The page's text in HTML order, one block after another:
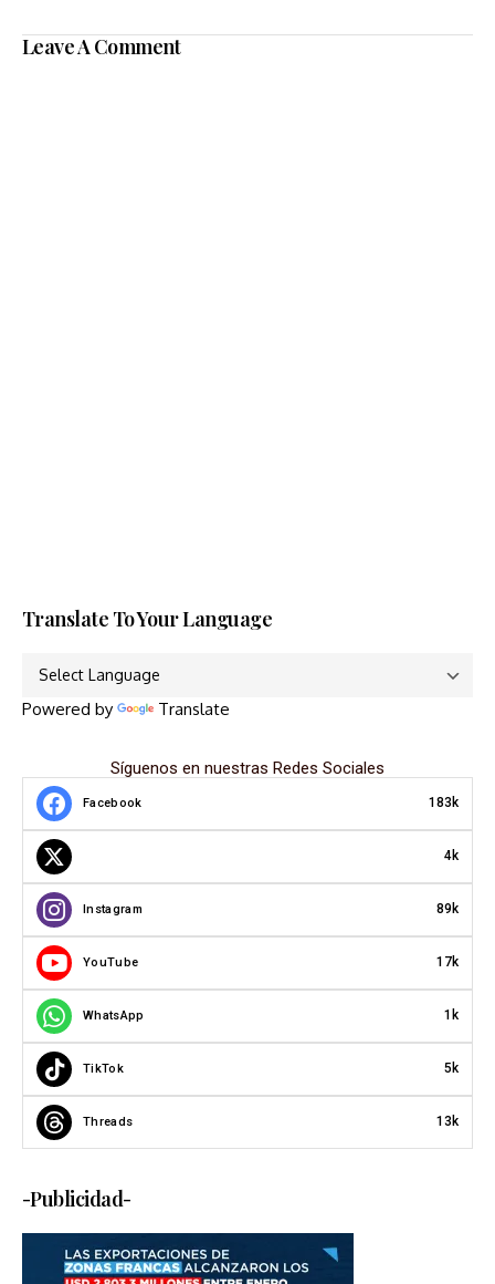
Leave A Comment
Translate To Your Language
Powered by Translate
Síguenos en nuestras Redes Sociales
Facebook 183k
4k
Instagram 89k
YouTube 17k
WhatsApp 1k
TikTok 5k
Threads 13k
-Publicidad-